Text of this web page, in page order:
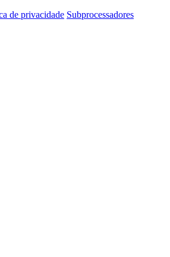
de privacidade Subprocessadores